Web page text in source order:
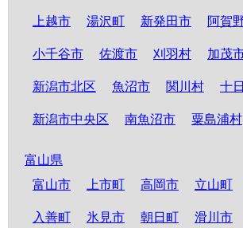
上越市 湯沢町 新発田市 阿賀
小千谷市 佐渡市 刈羽村 加茂
新潟市北区 魚沼市 関川村 十
新潟市中央区 南魚沼市 粟島浦村
富山県
富山市
上市町 高岡市 立山町
入善町 氷見市 朝日町 滑川市